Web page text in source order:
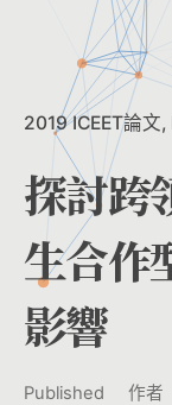
2019 ICEET論文
探討跨
生合作
影響
Published 作者